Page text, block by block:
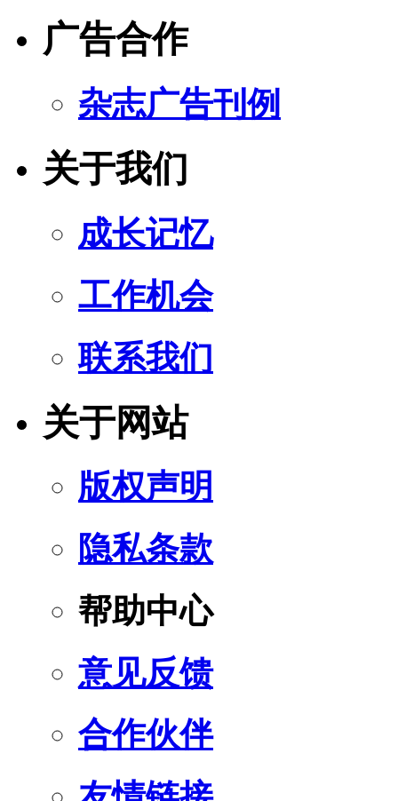
广告合作
杂志广告刊例
关于我们
成长记忆
工作机会
联系我们
关于网站
版权声明
隐私条款
帮助中心
意见反馈
合作伙伴